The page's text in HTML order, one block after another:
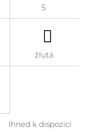
5
žlutá
Ihned k dispozici